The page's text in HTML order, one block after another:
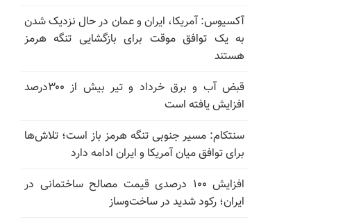
آکسیوس: آمریکا، ایران و عمان در حال نزدیک شدن
به یک توافق موقت برای بازگشایی تنگه هرمز
هستند
قبض آب و برق خرداد و تیر بیش از ۳۰۰درصد
افزایش یافته است
سنتکام: مسیر جنوبی تنگه هرمز باز است؛ تلاش‌ها
برای توافق میان آمریکا و ایران ادامه دارد
افزایش ۱۰۰ درصدی قیمت مصالح ساختمانی در
ایران؛ رکود شدید در ساخت‌وساز